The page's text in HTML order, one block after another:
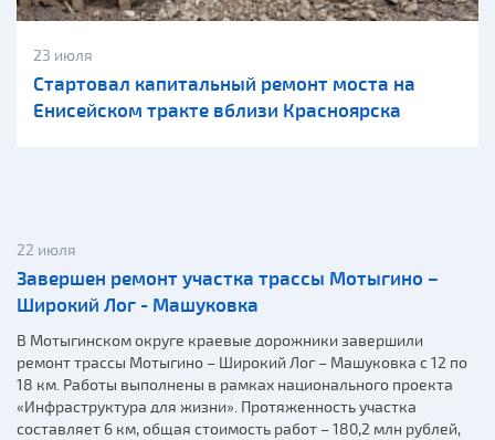
23 июля
Стартовал капитальный ремонт моста на
Енисейском тракте вблизи Красноярска
22 июля
Завершен ремонт участка трассы Мотыгино –
Широкий Лог - Машуковка
В Мотыгинском округе краевые дорожники завершили
ремонт трассы Мотыгино – Широкий Лог – Машуковка с 12 по
18 км. Работы выполнены в рамках национального проекта
«Инфраструктура для жизни». Протяженность участка
составляет 6 км, общая стоимость работ – 180,2 млн рублей,